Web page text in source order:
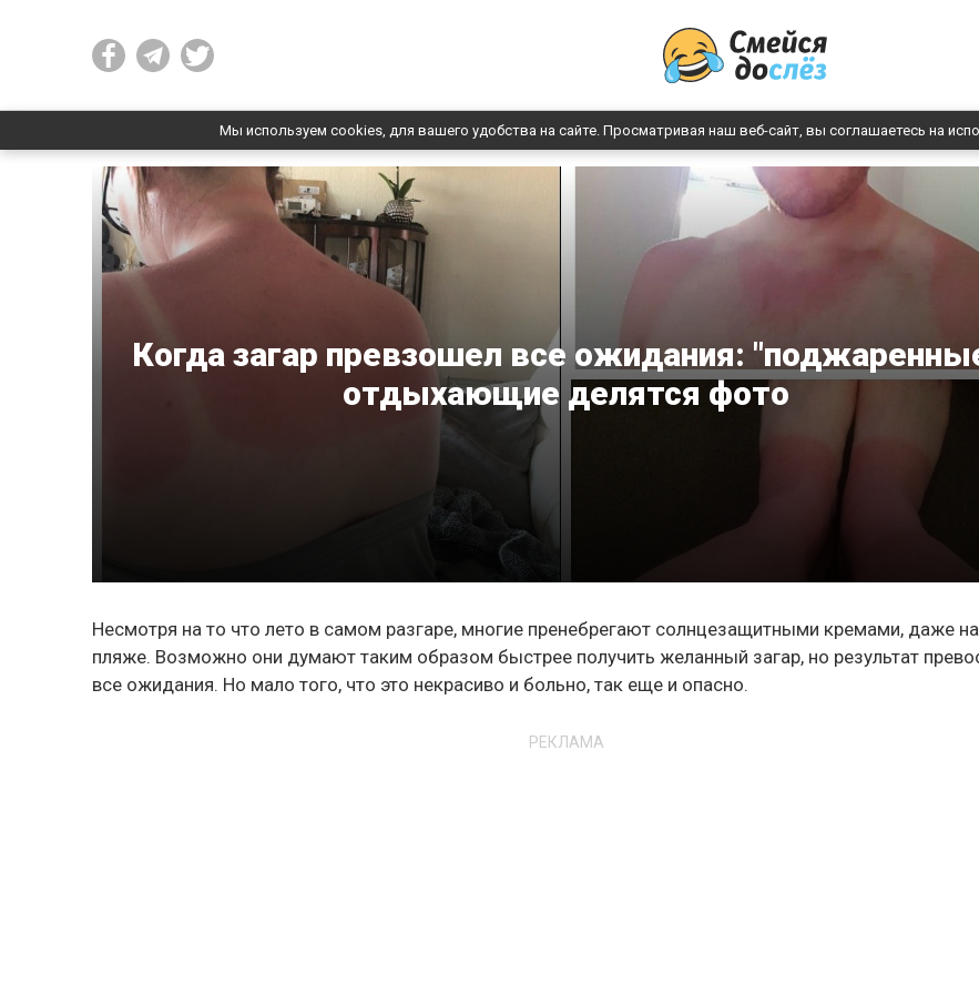
Мы используем cookies, для вашего удобства на сайте. Просматривая наш веб-сайт, вы соглашаетесь на
Когда загар превзошел все ожидания:
отдыхающие делятся фото
Несмотря на то что лето в самом разгаре, многие пренебрегают солнцезащитными кремами, даже на
пляже. Возможно они думают таким образом быстрее получить желанный загар, но результат
все ожидания. Но мало того, что это некрасиво и больно, так еще и опасно.
РЕКЛАМА